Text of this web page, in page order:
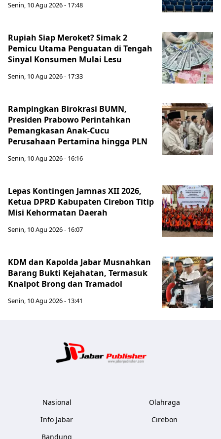
Senin, 10 Agu 2026 - 17:48
Rupiah Siap Meroket? Simak 2
Pemicu Utama Penguatan di Tengah
Sinyal Konsumen Mulai Lesu
Senin, 10 Agu 2026 - 17:33
Rampingkan Birokrasi BUMN,
Presiden Prabowo Perintahkan
Pemangkasan Anak-Cucu
Perusahaan Pertamina hingga PLN
Senin, 10 Agu 2026 - 16:16
Lepas Kontingen Jamnas XII 2026,
Ketua DPRD Kabupaten Cirebon Titip
Misi Kehormatan Daerah
Senin, 10 Agu 2026 - 16:07
KDM dan Kapolda Jabar Musnahkan
Barang Bukti Kejahatan, Termasuk
Knalpot Brong dan Tramadol
Senin, 10 Agu 2026 - 13:41
Nasional
Info Jabar
Bandung
Olahraga
Cirebon